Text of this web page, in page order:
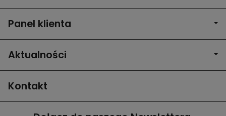
Panel klienta
Aktualności
Kontakt